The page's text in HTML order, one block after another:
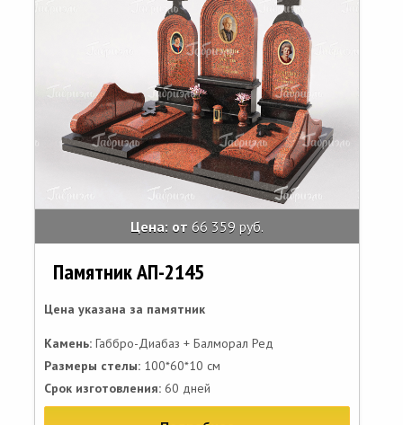
Цена: от 66 359 руб.
Памятник АП-2145
Цена указана за памятник
Камень: Габбро-Диабаз + Балморал Ред
Размеры стелы: 100*60*10 см
Срок изготовления: 60 дней